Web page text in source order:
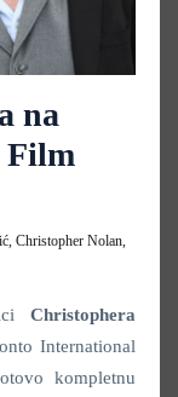
na
Film
Christopher Nolan,
Christophera
International
kompletnu